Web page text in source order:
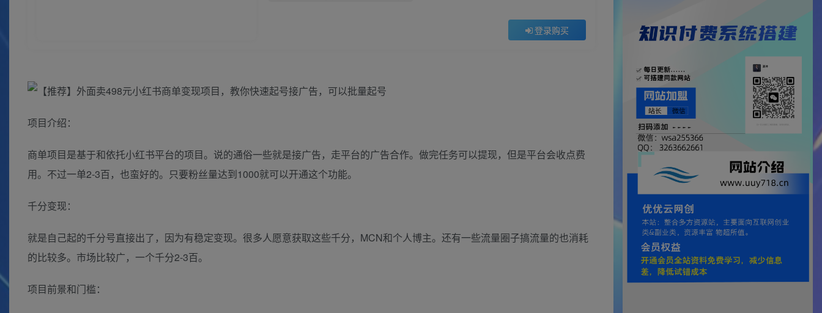
登录购买
项目介绍：
商单项目是基于和依托小红书平台的项目。说的通俗一些就是接广告，走平台的广告合作。做完任务可以提现，但是平台会收点费
用。不过一单2-3百，也蛮好的。只要粉丝量达到1000就可以开通这个功能。
千分变现：
就是自己起的千分号直接出了，因为有稳定变现。很多人愿意获取这些千分，MCN和个人博主。还有一些流量圈子搞流量的也消耗
的比较多。市场比较广，一个千分2-3百。
项目前景和门槛：